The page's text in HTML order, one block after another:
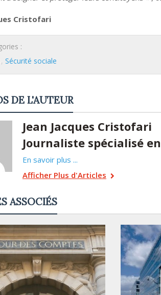
Cristofari
:
Sécurité sociale
DE L'AUTEUR
Jean Jacques Cristofari
Journaliste spécialisé
En savoir plus ...
Afficher Plus d'Articles
ASSOCIÉS